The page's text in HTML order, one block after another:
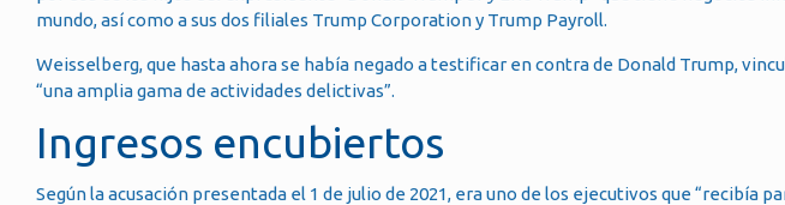
mundo, así como a sus dos filiales Trump Corporation y Trump Payroll.
Weisselberg, que hasta ahora se había negado a testificar en contra de Donald Trump,
“una amplia gama de actividades delictivas”.
Ingresos encubiertos
Según la acusación presentada el 1 de julio de 2021, era uno de los ejecutivos que “recibía